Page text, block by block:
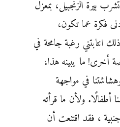
بيرة الزنجبيل، بمعزل
فكرة عما تكون،
انتابتني رغبة جامحة في
أخرى! ما يبينه هذا،
في مواجهة
أطفالًا. ولأن ما قرأته
، فقد اقتنعت أن